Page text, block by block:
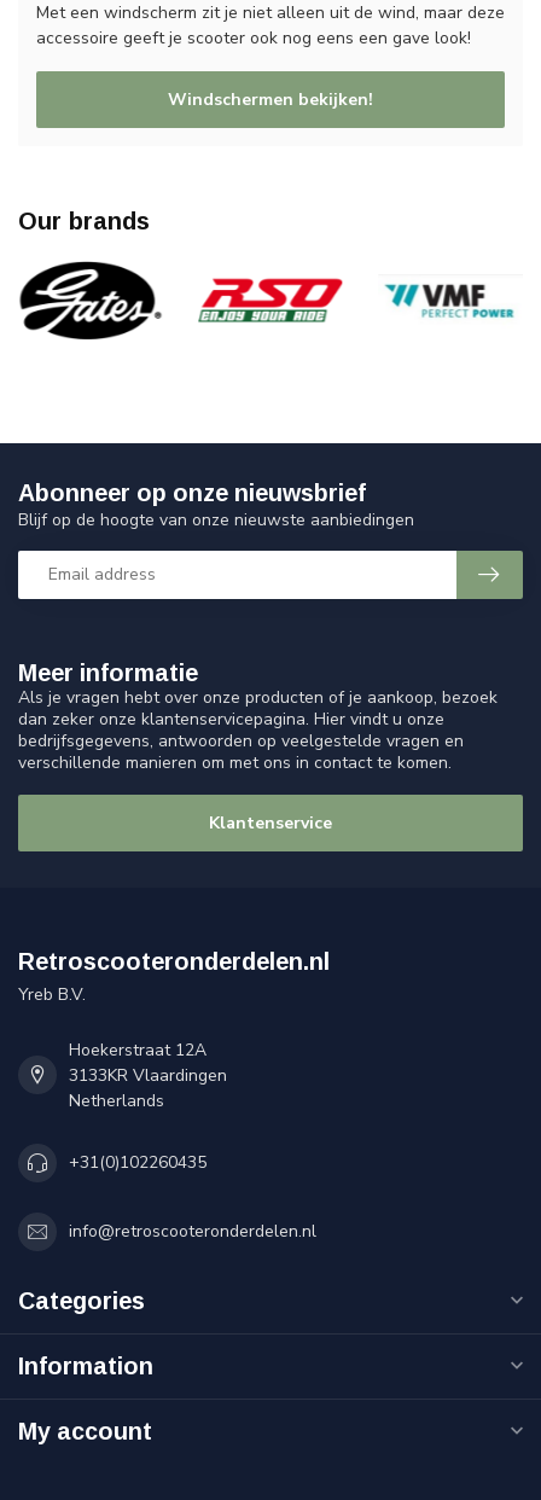
Met een windscherm zit je niet alleen uit de wind, maar deze
accessoire geeft je scooter ook nog eens een gave look!
Windschermen bekijken!
Our brands
Meer informatie
Als je vragen hebt over onze producten of je aankoop, bezoek
dan zeker onze klantenservicepagina. Hier vindt u onze
bedrijfsgegevens, antwoorden op veelgestelde vragen en
verschillende manieren om met ons in contact te komen.
Klantenservice
Abonneer op onze nieuwsbrief
Blijf op de hoogte van onze nieuwste aanbiedingen
Retroscooteronderdelen.nl
Yreb B.V.
Hoekerstraat 12A
3133KR Vlaardingen
Netherlands
+31(0)102260435
info@retroscooteronderdelen.nl
Categories
Information
My account